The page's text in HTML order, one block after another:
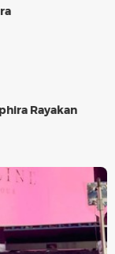
Rayakan